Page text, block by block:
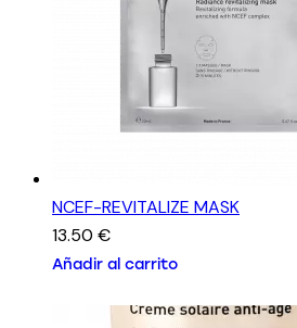
NCEF-REVITALIZE MASK
13.50 €
Añadir al carrito